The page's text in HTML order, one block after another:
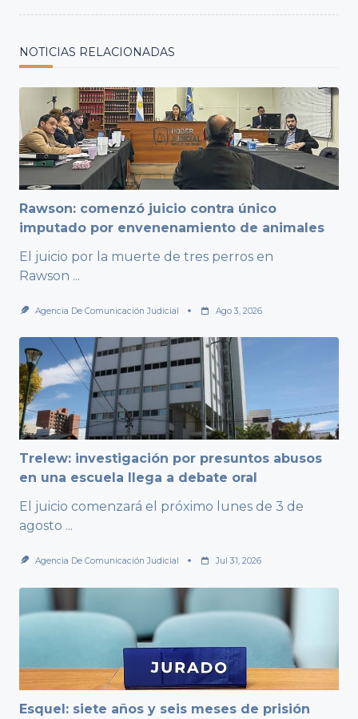
NOTICIAS RELACIONADAS
Rawson: comenzó juicio contra único
imputado por envenenamiento de animales
El juicio por la muerte de tres perros en
Rawson ...
Agencia De Comunicación Judicial Ago 3, 2026
Trelew: investigación por presuntos abusos
en una escuela llega a debate oral
El juicio comenzará el próximo lunes de 3 de
agosto ...
Agencia De Comunicación Judicial Jul 31, 2026
Esquel: siete años y seis meses de prisión